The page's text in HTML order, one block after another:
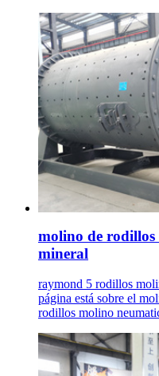
molino de rodillos
mineral
raymond 5 rodillos
página está sobre el
rodillos molino